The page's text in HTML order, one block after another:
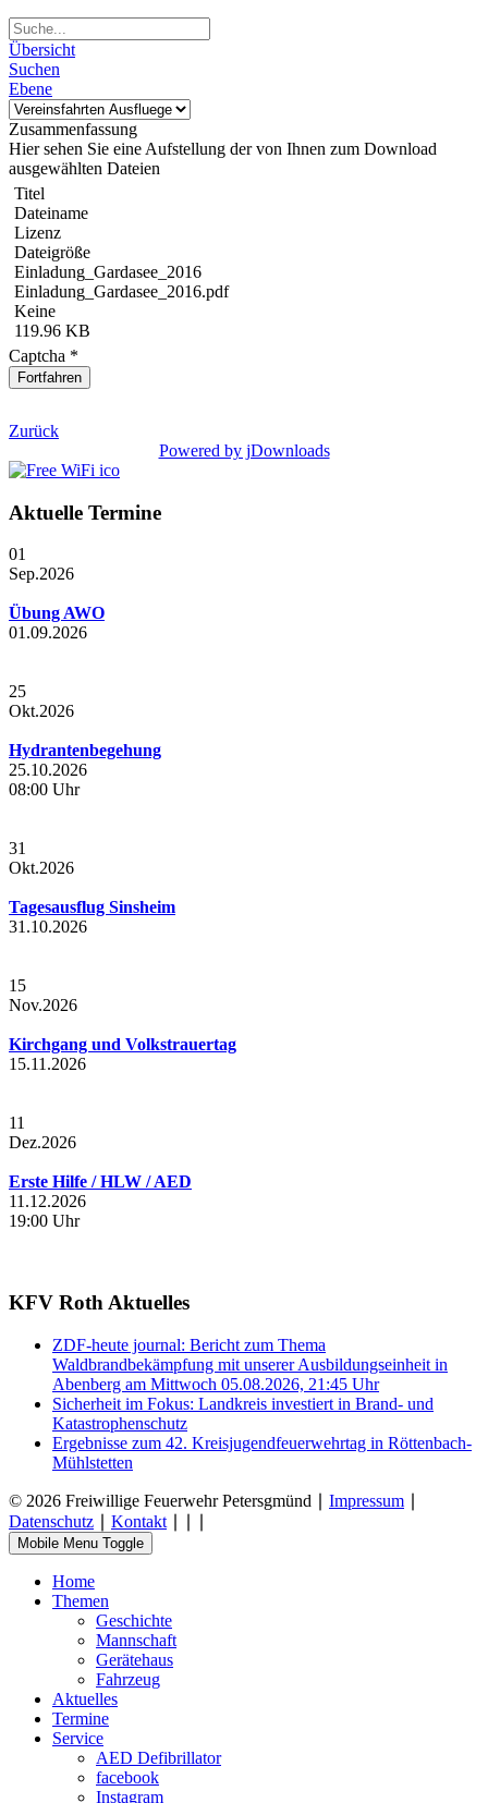
Übersicht
Suchen
Ebene
Zusammenfassung
Hier sehen Sie eine Aufstellung der von Ihnen zum Download
ausgewählten Dateien
Titel
Dateiname
Lizenz
Dateigröße
Einladung_Gardasee_2016
Einladung_Gardasee_2016.pdf
Keine
119.96 KB
Captcha *
Fortfahren
Zurück
Powered by jDownloads
Aktuelle Termine
01
Sep.2026
Übung AWO
01.09.2026
25
Okt.2026
Hydrantenbegehung
25.10.2026
08:00 Uhr
31
Okt.2026
Tagesausflug Sinsheim
31.10.2026
15
Nov.2026
Kirchgang und Volkstrauertag
15.11.2026
11
Dez.2026
Erste Hilfe / HLW / AED
11.12.2026
19:00 Uhr
KFV Roth Aktuelles
ZDF-heute journal: Bericht zum Thema
Waldbrandbekämpfung mit unserer Ausbildungseinheit in
Abenberg am Mittwoch 05.08.2026, 21:45 Uhr
Sicherheit im Fokus: Landkreis investiert in Brand- und
Katastrophenschutz
Ergebnisse zum 42. Kreisjugendfeuerwehrtag in Röttenbach-
Mühlstetten
© 2026 Freiwillige Feuerwehr Petersgmünd ∣ Impressum
Datenschutz
Kontakt
Mobile Menu Toggle
Home
Themen
Geschichte
Mannschaft
Gerätehaus
Fahrzeug
Aktuelles
Termine
Service
AED Defibrillator
facebook
Instagram